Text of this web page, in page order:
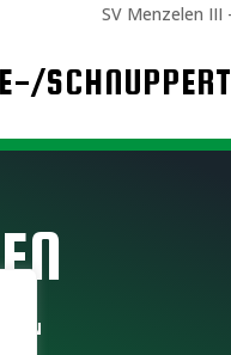
SV Menzelen III